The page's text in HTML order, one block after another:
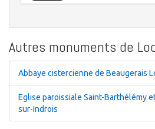
Autres monuments de
Abbaye cistercienne de Beaugerais
Eglise paroissiale Saint-Barthélémy
sur-Indrois